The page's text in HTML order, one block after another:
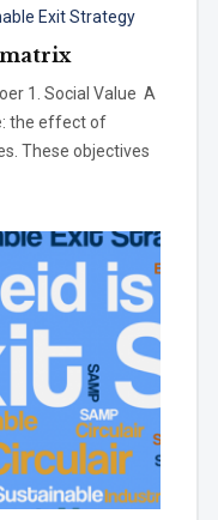
Exit Strategy
1. Social Value A
the effect of
These objectives